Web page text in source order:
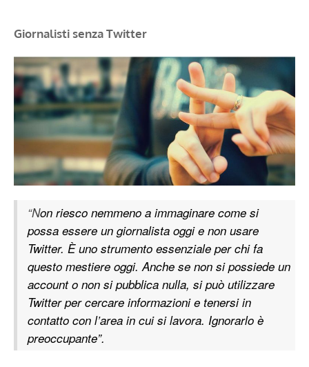
Giornalisti senza Twitter
“Non riesco nemmeno a immaginare come si
possa essere un giornalista oggi e non usare
Twitter. È uno strumento essenziale per chi fa
questo mestiere oggi. Anche se non si possiede un
account o non si pubblica nulla, si può utilizzare
Twitter per cercare informazioni e tenersi in
contatto con l’area in cui si lavora. Ignorarlo è
preoccupante”.